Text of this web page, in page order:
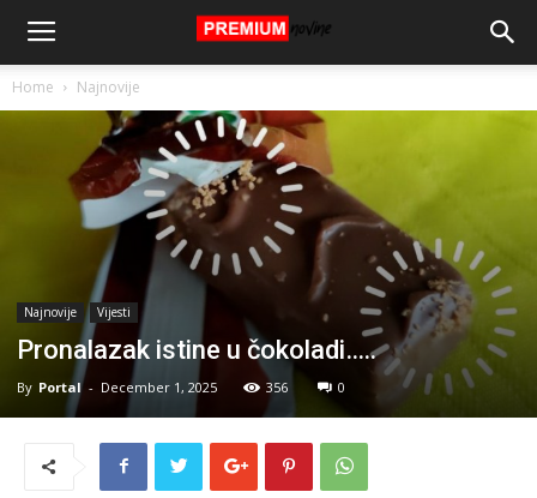
Home Najnovije
Najnovije Vijesti
Pronalazak istine u čokoladi…..
By Portal - December 1, 2025 356 0